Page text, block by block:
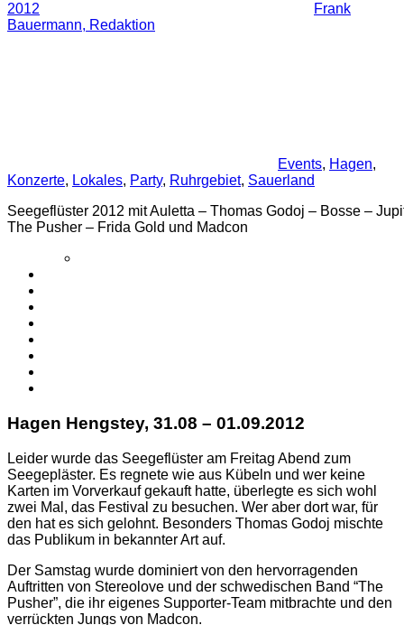
2012
Frank
Bauermann, Redaktion
Events, Hagen,
Konzerte, Lokales, Party, Ruhrgebiet, Sauerland
Seegeflüster 2012 mit Auletta – Thomas Godoj – Bosse –
The Pusher – Frida Gold und Madcon
Hagen Hengstey, 31.08 – 01.09.2012
Leider wurde das Seegeflüster am Freitag Abend zum
Seegepläster. Es regnete wie aus Kübeln und wer keine
Karten im Vorverkauf gekauft hatte, überlegte es sich wohl
zwei Mal, das Festival zu besuchen. Wer aber dort war, für
den hat es sich gelohnt. Besonders Thomas Godoj mischte
das Publikum in bekannter Art auf.
Der Samstag wurde dominiert von den hervorragenden
Auftritten von Stereolove und der schwedischen Band “The
Pusher”, die ihr eigenes Supporter-Team mitbrachte und den
verrückten Jungs von Madcon.